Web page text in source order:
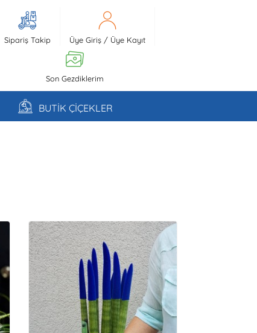
Sipariş Takip Üye Giriş/ Üye Kayıt
Son Gezdiklerim
BUTİK ÇİÇEKLER